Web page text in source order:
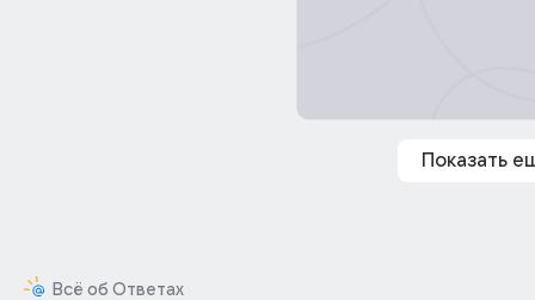
Всё об Ответах
Показать